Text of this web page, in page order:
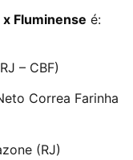
Fluminense é:
– CBF)
Correa Farinha
(RJ)